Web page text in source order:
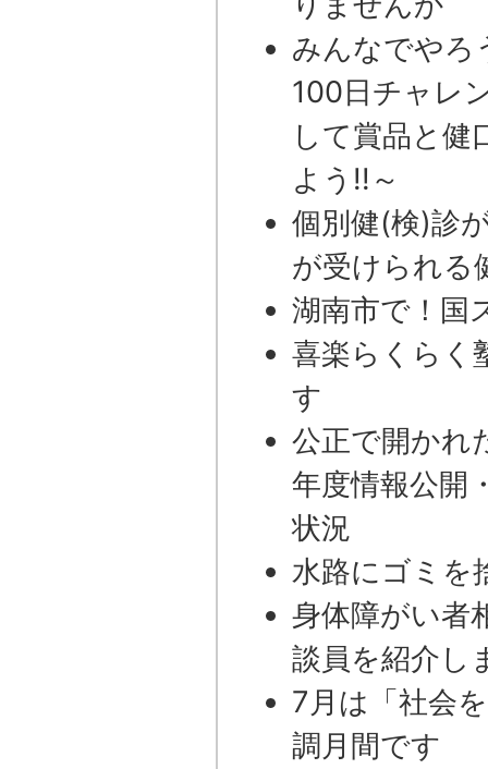
みんなでやろ
100日チャレ
して賞品と健
よう!!～
個別健(検)診
が受けられる
湖南市で！国
喜楽らくらく
す
公正で開かれ
年度情報公開
状況
水路にゴミを
身体障がい者
談員を紹介し
7月は「社会
調月間です